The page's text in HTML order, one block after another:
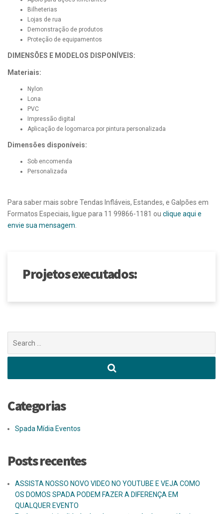
Bilheterias
Lojas de rua
Demonstração de produtos
Proteção de equipamentos
DIMENSÕES E MODELOS DISPONÍVEIS:
Materiais:
Nylon
Lona
PVC
Impressão digital
Aplicação de logomarca por pintura personalizada
Dimensões disponíveis:
Sob encomenda
Personalizada
Para saber mais sobre Tendas Infláveis, Estandes, e Galpões em
Formatos Especiais, ligue para 11 99866-1181 ou clique aqui e
envie sua mensagem.
Projetos executados:
por:
Categorias
Spada Mídia Eventos
Posts recentes
ASSISTA NOSSO NOVO VIDEO NO YOUTUBE E VEJA COMO
OS DOMOS SPADA PODEM FAZER A DIFERENÇA EM
QUALQUER EVENTO